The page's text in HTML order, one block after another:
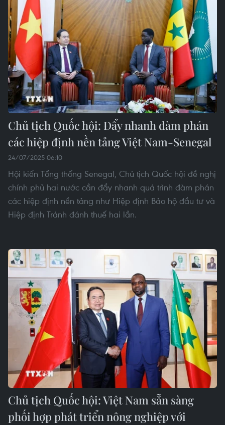
Chủ tịch Quốc hội: Đẩy nhanh đàm phán
các hiệp định nền tảng Việt Nam-Senegal
24/07/2025 06:10
Hội kiến Tổng thống Senegal, Chủ tịch Quốc hội đề nghị
chính phủ hai nước cần đẩy nhanh quá trình đàm phán
các hiệp định nền tảng như Hiệp định Bảo hộ đầu tư và
Hiệp định Tránh đánh thuế hai lần.
Chủ tịch Quốc hội: Việt Nam sẵn sàng
phối hợp phát triển nông nghiệp với